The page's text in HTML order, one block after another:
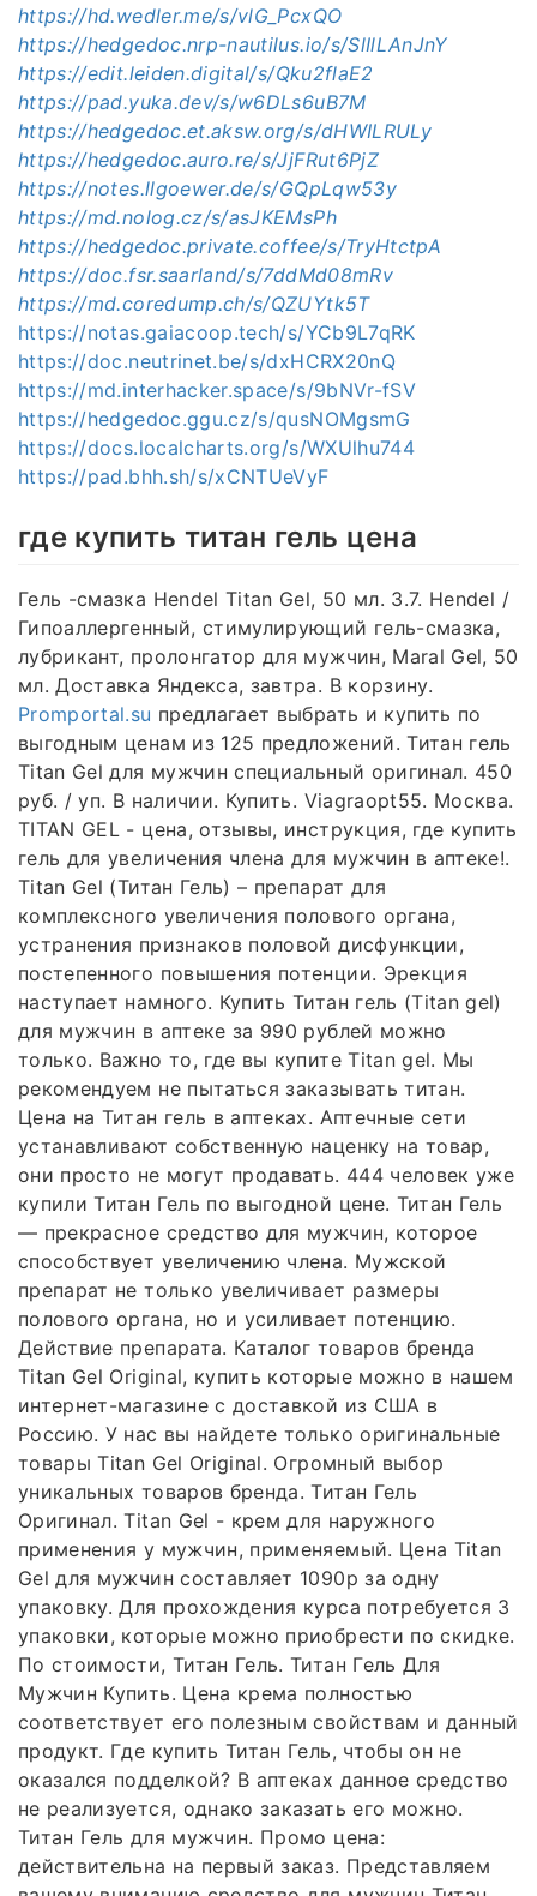
https://hd.wedler.me/s/vlG_PcxQO
https://hedgedoc.nrp-nautilus.io/s/SlIlLAnJnY
https://edit.leiden.digital/s/Qku2flaE2
https://pad.yuka.dev/s/w6DLs6uB7M
https://hedgedoc.et.aksw.org/s/dHWILRULy
https://hedgedoc.auro.re/s/JjFRut6PjZ
https://notes.llgoewer.de/s/GQpLqw53y
https://md.nolog.cz/s/asJKEMsPh
https://hedgedoc.private.coffee/s/TryHtctpA
https://doc.fsr.saarland/s/7ddMd08mRv
https://md.coredump.ch/s/QZUYtk5T
https://notas.gaiacoop.tech/s/YCb9L7qRK
https://doc.neutrinet.be/s/dxHCRX20nQ
https://md.interhacker.space/s/9bNVr-fSV
https://hedgedoc.ggu.cz/s/qusNOMgsmG
https://docs.localcharts.org/s/WXUlhu744
https://pad.bhh.sh/s/xCNTUeVyF
где купить титан гель цена
Гель -смазка Hendel Titan Gel, 50 мл. 3.7. Hendel /
Гипоаллергенный, стимулирующий гель-смазка,
лубрикант, пролонгатор для мужчин, Maral Gel, 50
мл. Доставка Яндекса, завтра. В корзину.
Promportal.su предлагает выбрать и купить по
выгодным ценам из 125 предложений. Титан гель
Titan Gel для мужчин специальный оригинал. 450
руб. / уп. В наличии. Купить. Viagraopt55. Москва.
TITAN GEL - цена, отзывы, инструкция, где купить
гель для увеличения члена для мужчин в аптеке!.
Titan Gel (Титан Гель) – препарат для
комплексного увеличения полового органа,
устранения признаков половой дисфункции,
постепенного повышения потенции. Эрекция
наступает намного. Купить Титан гель (Titan gel)
для мужчин в аптеке за 990 рублей можно
только. Важно то, где вы купите Titan gel. Мы
рекомендуем не пытаться заказывать титан.
Цена на Титан гель в аптеках. Аптечные сети
устанавливают собственную наценку на товар,
они просто не могут продавать. 444 человек уже
купили Титан Гель по выгодной цене. Титан Гель
— прекрасное средство для мужчин, которое
способствует увеличению члена. Мужской
препарат не только увеличивает размеры
полового органа, но и усиливает потенцию.
Действие препарата. Каталог товаров бренда
Titan Gel Original, купить которые можно в нашем
интернет-магазине с доставкой из США в
Россию. У нас вы найдете только оригинальные
товары Titan Gel Original. Огромный выбор
уникальных товаров бренда. Титан Гель
Оригинал. Titan Gel - крем для наружного
применения у мужчин, применяемый. Цена Titan
Gel для мужчин составляет 1090р за одну
упаковку. Для прохождения курса потребуется 3
упаковки, которые можно приобрести по скидке.
По стоимости, Титан Гель. Титан Гель Для
Мужчин Купить. Цена крема полностью
соответствует его полезным свойствам и данный
продукт. Где купить Титан Гель, чтобы он не
оказался подделкой? В аптеках данное средство
не реализуется, однако заказать его можно.
Титан Гель для мужчин. Промо цена:
действительна на первый заказ. Представляем